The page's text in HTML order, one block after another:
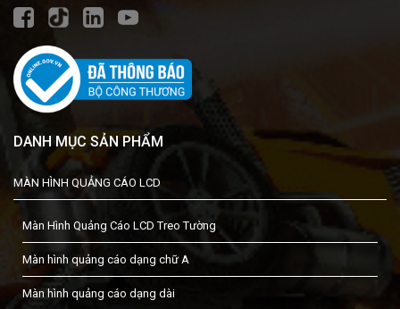
DANH MỤC SẢN PHẨM
MÀN HÌNH QUẢNG CÁO LCD
Màn Hình Quảng Cáo LCD Treo Tường
Màn hình quảng cáo dạng chữ A
Màn hình quảng cáo dạng dài